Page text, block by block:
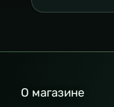
О магазине